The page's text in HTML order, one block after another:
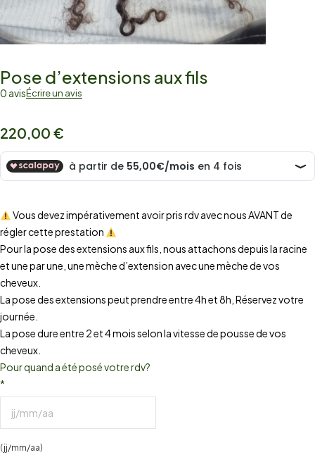
Pose d’extensions aux fils
0 avisÉcrire un avis
220,00 €
Vous devez impérativement avoir pris rdv avec nous AVANT de
régler cette prestation
Pour la pose des extensions aux fils, nous attachons depuis la racine
et une par une, une mèche d’extension avec une mèche de vos
cheveux.
La pose des extensions peut prendre entre 4h et 8h, Réservez votre
journée.
La pose dure entre 2 et 4 mois selon la vitesse de pousse de vos
cheveux.
Pour quand a été posé votre rdv?
*
(jj/mm/aa)